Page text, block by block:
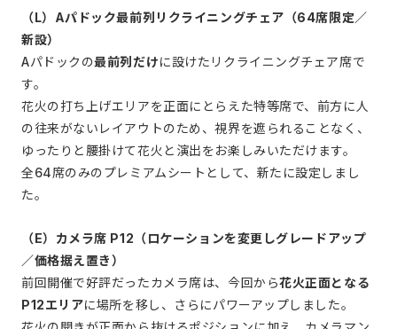
（L）Aパドック最前列リクライニングチェア（64席限定／
新設）
Aパドックの最前列だけに設けたリクライニングチェア席で
す。
花火の打ち上げエリアを正面にとらえた特等席で、前方に人
の往来がないレイアウトのため、視界を遮られることなく、
ゆったりと腰掛けて花火と演出をお楽しみいただけます。
全64席のみのプレミアムシートとして、新たに設定しまし
た。
（E）カメラ席 P12（ロケーションを変更しグレードアップ
／価格据え置き）
前回開催で好評だったカメラ席は、今回から花火正面となる
P12エリアに場所を移し、さらにパワーアップしました。